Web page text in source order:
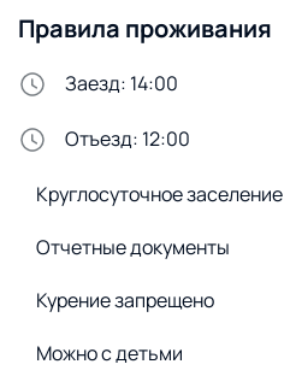
Стирка и белье
Утюг
Открытая парковка
Правила проживания
Заезд: 14:00
Отъезд: 12:00
Круглосуточное заселение
Отчетные документы
Курение запрещено
Можно с детьми